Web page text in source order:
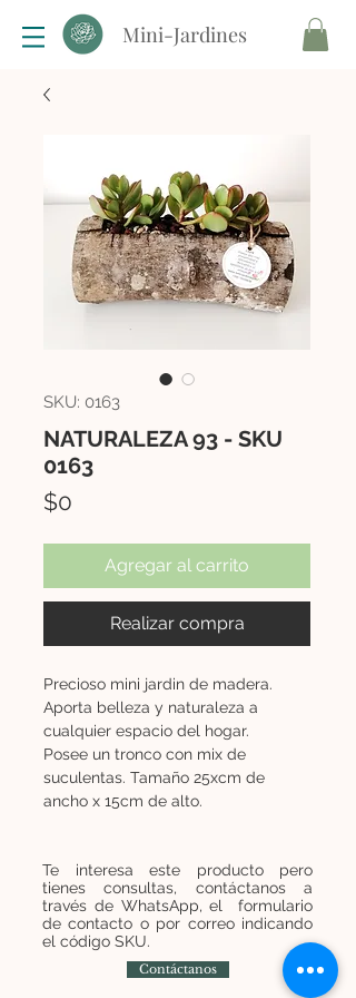
Mini-Jardines
SKU: 0163
NATURALEZA 93 - SKU
0163
$0
Agregar al carrito
Realizar compra
Precioso mini jardin de madera.
Aporta belleza y naturaleza a
cualquier espacio del hogar.
Posee un tronco con mix de
suculentas. Tamaño 25xcm de
ancho x 15cm de alto.
Te interesa este producto pero
tienes consultas, contáctanos a
través de WhatsApp, el formulario
de contacto o por correo indicando
el código SKU.
Contáctanos